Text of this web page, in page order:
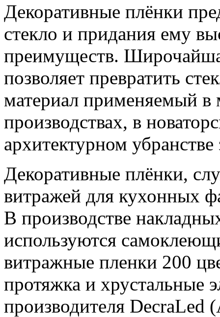
Декоративные плёнки
стекло и придания ему
преимуществ.
позволяет превратить
материал применяемый
производствах, в
архитектурном
Декоративные плёнки,
витражей для кухонных
В производстве
используются
витражные пленки 200
протяжка и хрустальные
производителя DecraLed